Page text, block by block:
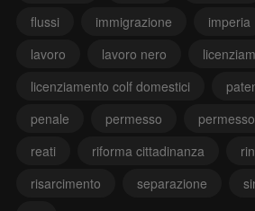
flussi
immigrazione imperia
lavoro
lavoro nero
licenziamento colf domestici
penale
permesso
reati
riforma cittadinanza
risarcimento
separazione